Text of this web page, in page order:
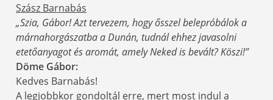
Szász Barnabás
„Szia, Gábor! Azt tervezem, hogy ősszel belepróbálok a
márnahorgászatba a Dunán, tudnál ehhez javasolni
etetőanyagot és aromát, amely Neked is bevált? Köszi!”
Döme Gábor:
Kedves Barnabás!
A legjobbkor gondoltál erre, mert most indul a